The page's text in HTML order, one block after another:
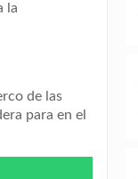
la
de las
para en el